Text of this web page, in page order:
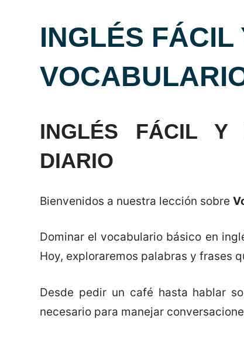
INGLÉS FÁCIL
INGLÉS FÁCIL Y
DIARIO
Bienvenidos a nuestra lección sobre
Dominar el vocabulario básico en
Hoy, exploraremos palabras y frases
Desde pedir un café hasta hablar
necesario para manejar